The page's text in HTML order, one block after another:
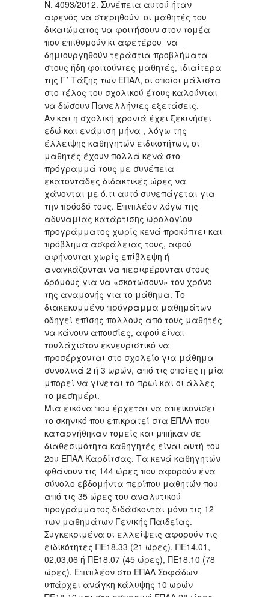
Ν. 4093/2012. Συνέπεια αυτού ήταν
αφενός να στερηθούν οι μαθητές του
δικαιώματος να φοιτήσουν στον τομέα
που επιθυμούν κι αφετέρου να
δημιουργηθούν τεράστια προβλήματα
στους ήδη φοιτούντες μαθητές, ιδιαίτερα
της Γ΄ Τάξης των ΕΠΑΛ, οι οποίοι μάλιστα
στο τέλος του σχολικού έτους καλούνται
να δώσουν Πανελλήνιες εξετάσεις.
Αν και η σχολική χρονιά έχει ξεκινήσει
εδώ και ενάμιση μήνα , λόγω της
έλλειψης καθηγητών ειδικοτήτων, οι
μαθητές έχουν πολλά κενά στο
πρόγραμμά τους με συνέπεια
εκατοντάδες διδακτικές ώρες να
χάνονται με ό,τι αυτό συνεπάγεται για
την πρόοδό τους. Επιπλέον λόγω της
αδυναμίας κατάρτισης ωρολογίου
προγράμματος χωρίς κενά προκύπτει και
πρόβλημα ασφάλειας τους, αφού
αφήνονται χωρίς επίβλεψη ή
αναγκάζονται να περιφέρονται στους
δρόμους για να «σκοτώσουν» τον χρόνο
της αναμονής για το μάθημα. Το
διακεκομμένο πρόγραμμα μαθημάτων
οδηγεί επίσης πολλούς από τους μαθητές
να κάνουν απουσίες, αφού είναι
τουλάχιστον εκνευριστικό να
προσέρχονται στο σχολείο για μάθημα
συνολικά 2 ή 3 ωρών, από τις οποίες η μία
μπορεί να γίνεται το πρωί και οι άλλες
το μεσημέρι.
Μια εικόνα που έρχεται να απεικονίσει
το σκηνικό που επικρατεί στα ΕΠΑΛ που
καταργήθηκαν τομείς και μπήκαν σε
διαθεσιμότητα καθηγητές είναι αυτή του
2ου ΕΠΑΛ Καρδίτσας. Τα κενά καθηγητών
φθάνουν τις 144 ώρες που αφορούν ένα
σύνολο εβδομήντα περίπου μαθητών που
από τις 35 ώρες του αναλυτικού
προγράμματος διδάσκονται μόνο τις 12
των μαθημάτων Γενικής Παιδείας.
Συγκεκριμένα οι ελλείψεις αφορούν τις
ειδικότητες ΠΕ18.33 (21 ώρες), ΠΕ14.01,
02,03,06 ή ΠΕ18.07 (45 ώρες), ΠΕ18.10 (78
ώρες). Επιπλέον στο ΕΠΑΛ Σοφάδων
υπάρχει ανάγκη κάλυψης 10 ωρών